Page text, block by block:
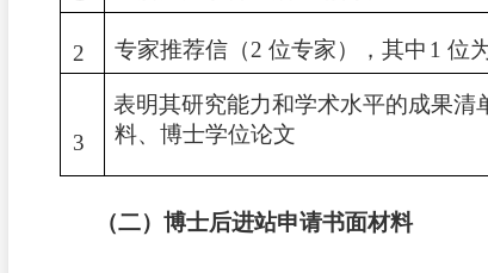
2 专家推荐信（2位专家），其中 1位
3
表明其研究能力和学术水平的成果清
料、博士学位论文
（二）博士后进站申请书面材料